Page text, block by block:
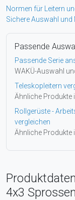
Normen für Leitern
Sichere Auswahl
Passende
Passende Serie
WAKÜ-Auswahl
Teleskopleitern
Ähnliche Produkte
Rollgerüste -
vergleichen
Ähnliche Produkte
4x3